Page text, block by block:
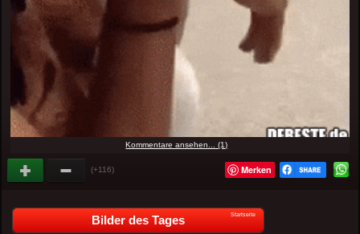
Kommentare ansehen... (1)
(+116) Merken
Bilder des Tages Startseite